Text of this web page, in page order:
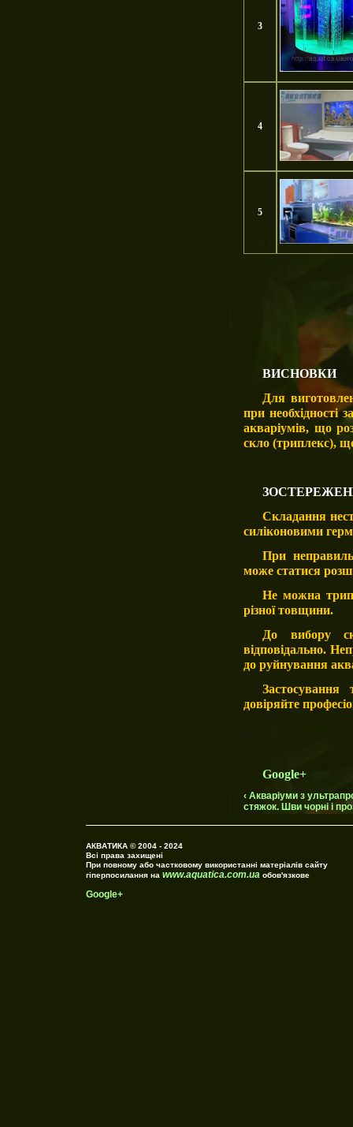
3
4
5
ВИСНОВКИ
Для
при необхідності
акваріумів, що
скло (триплекс),
Складання
силіконовими
При
може статися
Не можна
різної товщини.
До вибору
відповідально.
до руйнування
Застосування
довіряйте
Google+
‹ Акваріуми з
стяжок. Шви чорні і
АКВАТИКА © 2004 - 2024
Всі права захищені
При повному або частковому використанні матеріалів сайту
гіперпосилання на www.aquatica.com.ua обов'язкове
Google+